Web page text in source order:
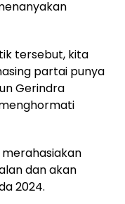
tersebut, kita
partai punya
Gerindra
merahasiakan
dan akan
2024.